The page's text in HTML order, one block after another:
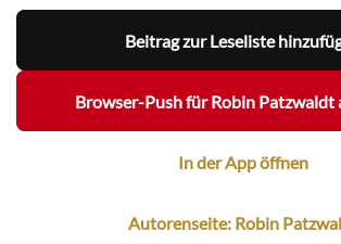
Beitrag zur Leseliste
Browser-Push für Robin Patzwaldt
In der App öffnen
Autorenseite: Robin